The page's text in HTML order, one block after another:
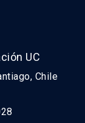
UC
Chile